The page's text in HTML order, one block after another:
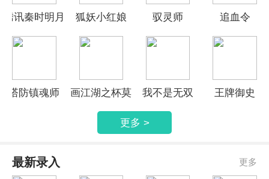
腾讯秦时明月 狐妖小红娘 驭灵师 追血令
塔防镇魂师
画江湖之杯莫
我不是无双 王牌御史
更多 >
最新录入 更多